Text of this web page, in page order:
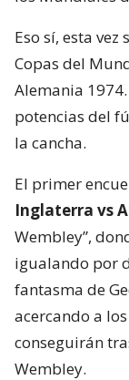
Eso sí, esta
Copas del
Alemania
potencias del
la cancha.
El primer
Inglaterra vs
Wembley”,
igualando por
fantasma de
acercando a
conseguirán
Wembley.